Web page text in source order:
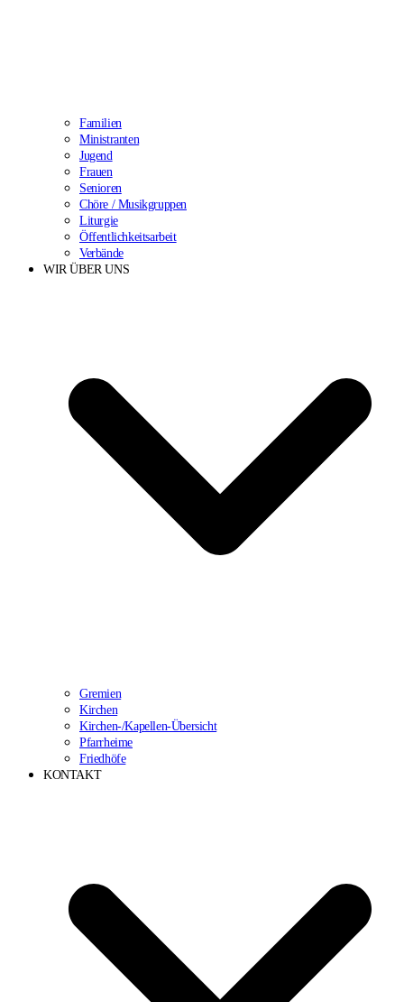
Familien
Ministranten
Jugend
Frauen
Senioren
Chöre / Musikgruppen
Liturgie
Öffentlichkeitsarbeit
Verbände
WIR ÜBER UNS
Gremien
Kirchen
Kirchen-/Kapellen-Übersicht
Pfarrheime
Friedhöfe
KONTAKT